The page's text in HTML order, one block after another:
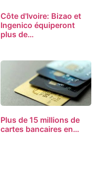
Côte d'Ivoire: Bizao et
Ingenico équiperont
plus de…
Plus de 15 millions de
cartes bancaires en…